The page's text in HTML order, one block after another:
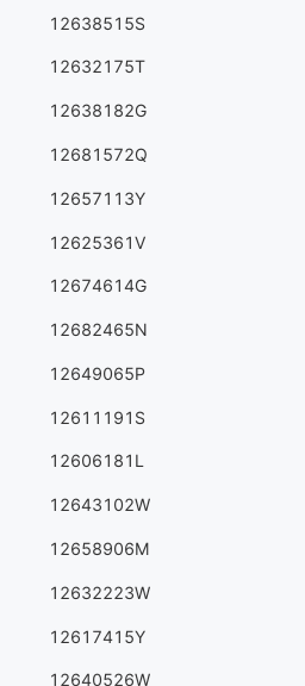
12638515S
12632175T
12638182G
12681572Q
12657113Y
12625361V
12674614G
12682465N
12649065P
12611191S
12606181L
12643102W
12658906M
12632223W
12617415Y
12640526W